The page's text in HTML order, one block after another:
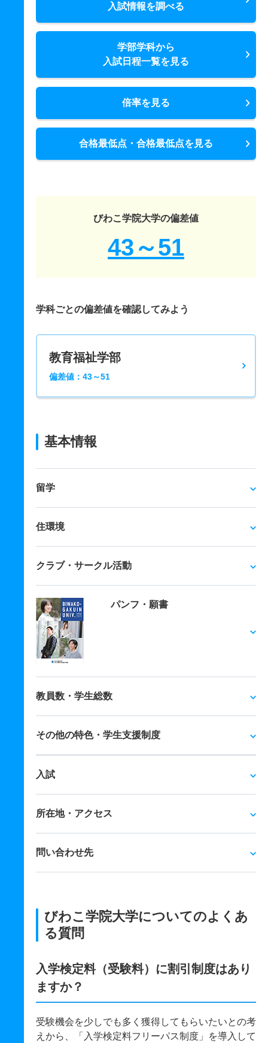
入試情報を調べる
学部学科から
入試日程一覧を見る
倍率を見る
合格最低点・合格最低点を見る
びわこ学院大学の偏差値
43～51
学科ごとの偏差値を確認してみよう
教育福祉学部
偏差値：43～51
基本情報
留学
住環境
クラブ・サークル活動
パンフ・願書
教員数・学生総数
その他の特色・学生支援制度
入試
所在地・アクセス
問い合わせ先
びわこ学院大学についてのよくあ
る質問
入学検定料（受験料）に割引制度はあり
ますか？
受験機会を少しでも多く獲得してもらいたいとの考
えから、「入学検定料フリーパス制度」を導入して